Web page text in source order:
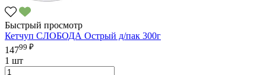
Быстрый просмотр
Кетчуп СЛОБОДА Острый д/пак 300г
14799 ₽
1 шт